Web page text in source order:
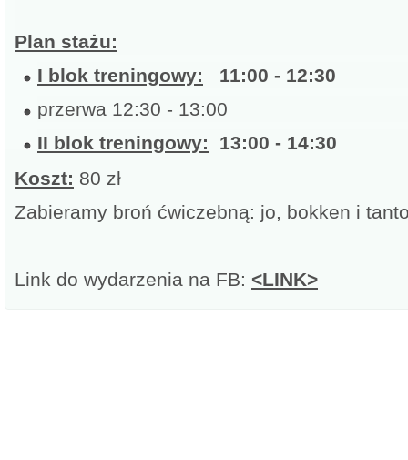
Plan stażu:
I blok treningowy: 11:00 - 12:30
przerwa 12:30 - 13:00
II blok treningowy: 13:00 - 14:30
Koszt: 80 zł
Zabieramy broń ćwiczebną: jo, bokken i
Link do wydarzenia na FB: <LINK>